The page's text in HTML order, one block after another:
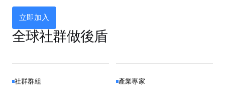
立即加入
全球社群做後盾
社群群組 產業專家